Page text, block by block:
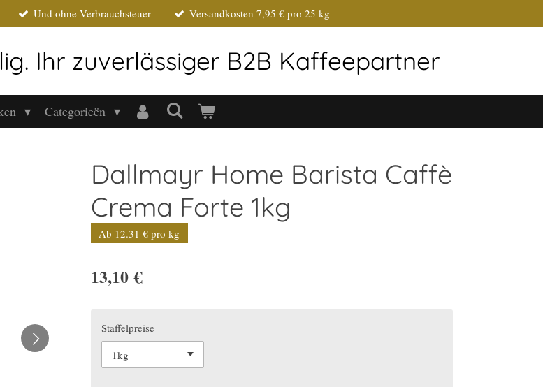
Und ohne Verbrauchsteuer Versandkosten 7,95 € pro 25 kg
Ihr zuverlässiger B2B Kaffeepartner
Categorieën
Dallmayr Home Barista Caffè
Crema Forte 1kg
Ab 12.31 € pro kg
13,10 €
Staffelpreise